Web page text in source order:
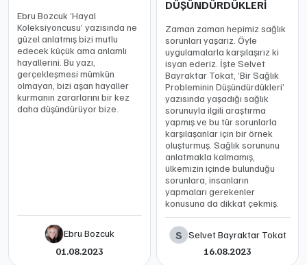
Ebru Bozcuk ‘Hayal
Koleksiyoncusu’ yazısında ne
güzel anlatmış bizi mutlu
edecek küçük ama anlamlı
hayallerini. Bu yazı,
gerçekleşmesi mümkün
olmayan, bizi aşan hayaller
kurmanın zararlarını bir kez
daha düşündürüyor bize.
Ebru Bozcuk
01.08.2023
DÜŞÜNDÜRDÜKLERİ
Zaman zaman hepimiz sağlık
sorunları yaşarız. Öyle
uygulamalarla karşılaşırız ki
isyan ederiz. İşte Selvet
Bayraktar Tokat, ‘Bir Sağlık
Probleminin Düşündürdükleri’
yazısında yaşadığı sağlık
sorunuyla ilgili araştırma
yapmış ve bu tür sorunlarla
karşılaşanlar için bir örnek
oluşturmuş. Sağlık sorununu
anlatmakla kalmamış,
ülkemizin içinde bulunduğu
sorunlara, insanların
yapmaları gerekenler
konusuna da dikkat çekmiş.
S Selvet Bayraktar Tokat
16.08.2023